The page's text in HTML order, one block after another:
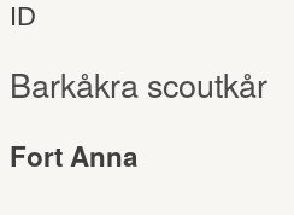
ID
Barkåkra scoutkår
Fort Anna